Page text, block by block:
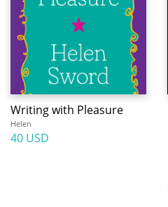
Writing with Pleasure
Helen
40 USD